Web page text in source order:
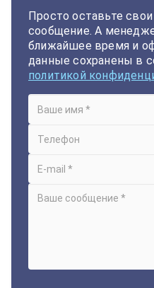
Просто оставьте
сообщение. А
ближайшее время и
данные сохранены в
политикой